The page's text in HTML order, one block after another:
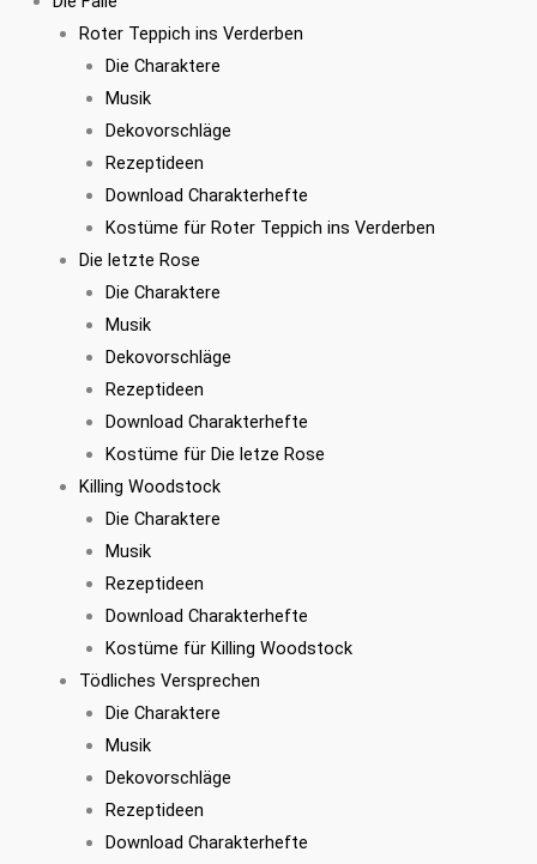
Roter Teppich ins Verderben
Die Charaktere
Musik
Dekovorschläge
Rezeptideen
Download Charakterhefte
Kostüme für Roter Teppich ins Verderben
Die letzte Rose
Die Charaktere
Musik
Dekovorschläge
Rezeptideen
Download Charakterhefte
Kostüme für Die letze Rose
Killing Woodstock
Die Charaktere
Musik
Rezeptideen
Download Charakterhefte
Kostüme für Killing Woodstock
Tödliches Versprechen
Die Charaktere
Musik
Dekovorschläge
Rezeptideen
Download Charakterhefte